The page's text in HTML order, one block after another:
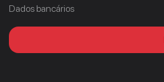
Dados bancários